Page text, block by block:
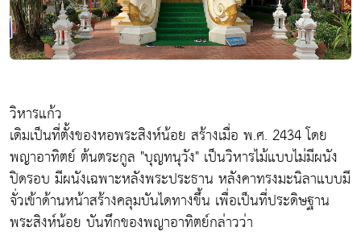
วิหารแก้ว
เดิมเป็นที่ตั้งของหอพระสิงห์น้อย สร้างเมื่อ พ.ศ. 2434 โดย
พญาอาทิตย์ ต้นตระกูล "บุญทนุวัง" เป็นวิหารไม้แบบไม่มีผนัง
ปิดรอบ มีผนังเฉพาะหลังพระประธาน หลังคาทรงมะนิลาแบบมี
จั่วเข้าด้านหน้าสร้างคลุมบันไดทางขึ้น เพื่อเป็นที่ประดิษฐาน
พระสิงห์น้อย บันทึกของพญาอาทิตย์กล่าวว่า